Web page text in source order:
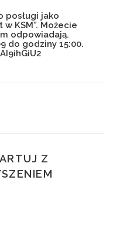
posługi jako
KSM”. Możecie
odpowiadają.
do godziny 15:00.
Z